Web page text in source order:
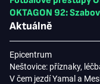
OKTAGON 92:
Aktuálně
Epicentrum
Neštovice: příznaky,
V čem jezdí Yamal a